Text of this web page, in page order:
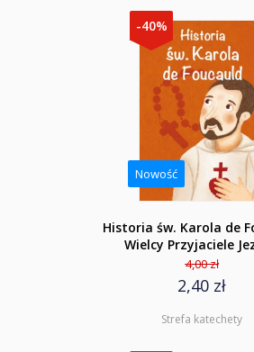
-40%
Nowość
Historia św. Karola de
Wielcy Przyjaciele
4,00 zł
2,40 zł
Strefa katechety